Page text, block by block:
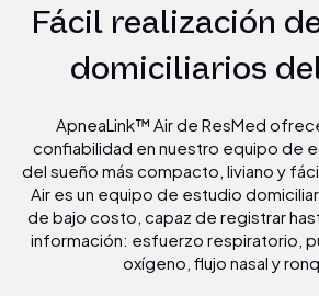
Fácil realización
domiciliarios
ApneaLink™ Air de ResMed
confiabilidad en nuestro equipo de
del sueño más compacto, liviano y
Air es un equipo de estudio
de bajo costo, capaz de registrar
información: esfuerzo respiratorio,
oxígeno, flujo nasal y